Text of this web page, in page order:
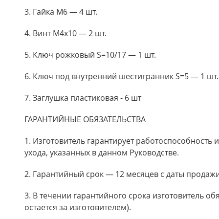
3. Гайка М6 — 4 шт.
4. Винт М4х10 — 2 шт.
5. Ключ рожковый S=10/17 — 1 шт.
6. Ключ под внутренний шестигранник S=5 — 1 шт.
7. Заглушка пластиковая - 6 шт
ГАРАНТИЙНЫЕ ОБЯЗАТЕЛЬСТВА
1. Изготовитель гарантирует
ухода, указанных в данном Руководстве.
2. Гарантийный срок — 12 месяцев с даты
3. В течении гарантийного срока изготовитель
остается за изготовителем).